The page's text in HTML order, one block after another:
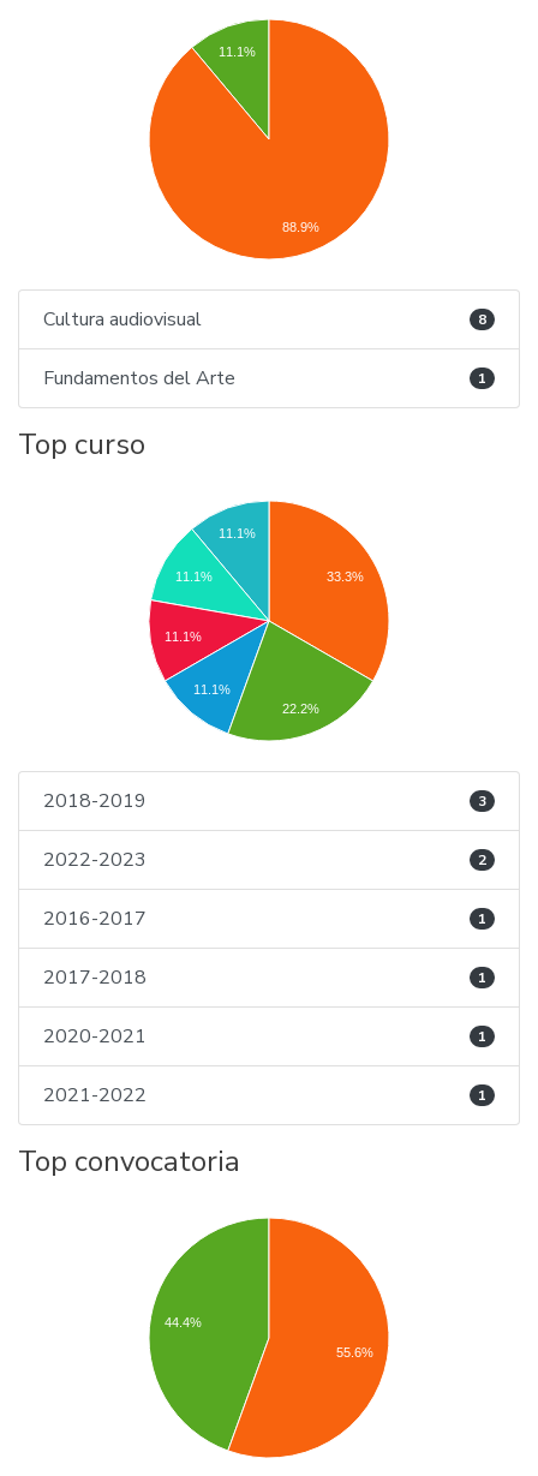
11.1%
88.9%
Cultura audiovisual 8
Fundamentos del Arte 1
Top curso
33.3%
11.1%
11.1%
11.1%
11.1%
22.2%
2018-2019 3
2022-2023 2
2016-2017 1
2017-2018 1
2020-2021 1
2021-2022 1
Top convocatoria
44.4%
55.6%